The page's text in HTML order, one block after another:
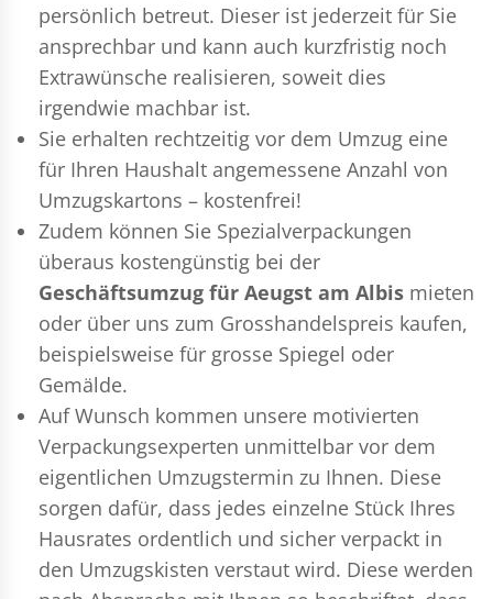
persönlich betreut. Dieser ist jederzeit für Sie
ansprechbar und kann auch kurzfristig noch
Extrawünsche realisieren, soweit dies
irgendwie machbar ist.
Sie erhalten rechtzeitig vor dem Umzug eine
für Ihren Haushalt angemessene Anzahl von
Umzugskartons – kostenfrei!
Zudem können Sie Spezialverpackungen
überaus kostengünstig bei der
Geschäftsumzug für Aeugst am Albis mieten
oder über uns zum Grosshandelspreis kaufen,
beispielsweise für grosse Spiegel oder
Gemälde.
Auf Wunsch kommen unsere motivierten
Verpackungsexperten unmittelbar vor dem
eigentlichen Umzugstermin zu Ihnen. Diese
sorgen dafür, dass jedes einzelne Stück Ihres
Hausrates ordentlich und sicher verpackt in
den Umzugskisten verstaut wird. Diese werden